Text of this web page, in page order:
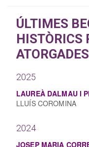
ÚLTIMES
HISTÒRICS
ATORGADES
2025
LAUREÀ DALMAU I
LLUÍS COROMINA
2024
JOSEP MARIA